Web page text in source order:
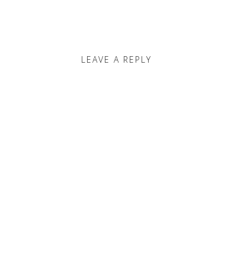
LEAVE A REPLY